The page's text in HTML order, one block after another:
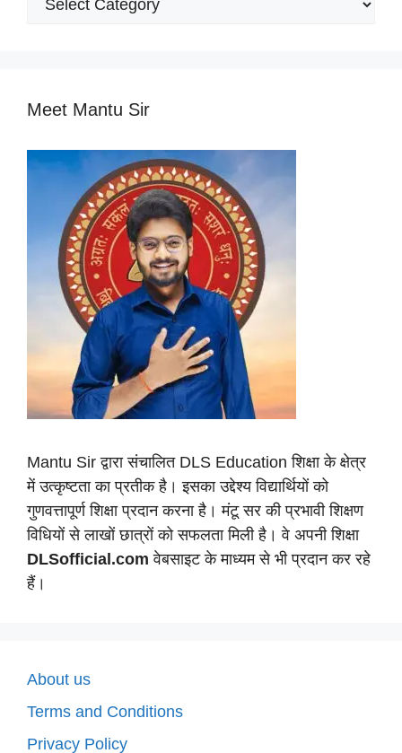
Meet Mantu Sir
Mantu Sir द्वारा संचालित DLS Education शिक्षा के क्षेत्र
में उत्कृष्टता का प्रतीक है। इसका उद्देश्य विद्यार्थियों को
गुणवत्तापूर्ण शिक्षा प्रदान करना है। मंटू सर की प्रभावी शिक्षण
विधियों से लाखों छात्रों को सफलता मिली है। वे अपनी शिक्षा
DLSofficial.com वेबसाइट के माध्यम से भी प्रदान कर रहे
हैं।
About us
Terms and Conditions
Privacy Policy